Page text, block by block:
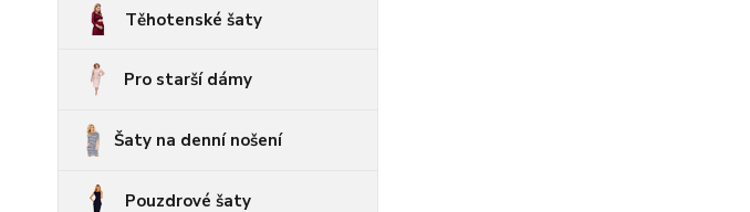
Těhotenské šaty
Pro starší dámy
Šaty na denní nošení
Pouzdrové šaty